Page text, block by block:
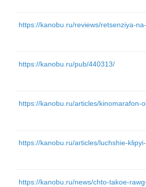
https://kanobu.ru/reviews/retsenziya-
https://kanobu.ru/pub/440313/
https://kanobu.ru/articles/
https://kanobu.ru/articles/luchshie-
https://kanobu.ru/news/chto-takoe-